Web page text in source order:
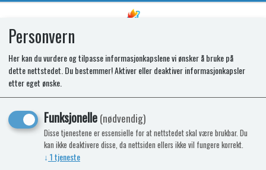
Luke service D4 Sort
Personvern
Her kan du vurdere og tilpasse informasjonkapslene vi ønsker å bruke på
dette nettstedet. Du bestemmer! Aktiver eller deaktiver informasjonkapsler
etter eget ønske.
Funksjonelle(nødvendig)
Disse tjenestene er essensielle for at nettstedet skal være brukbar. Du
kan ikke deaktivere disse, da nettsiden ellers ikke vil fungere korrekt.
↓ 1tjeneste